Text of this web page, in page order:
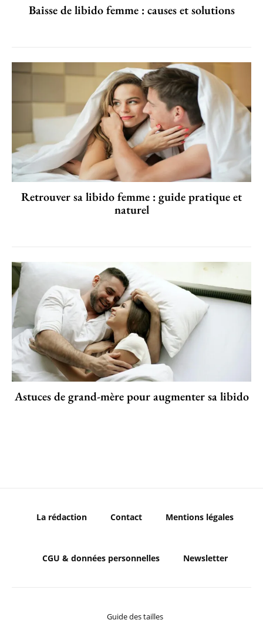
Baisse de libido femme : causes et solutions
Retrouver sa libido femme : guide pratique et
naturel
Astuces de grand-mère pour augmenter sa libido
La rédaction Contact Mentions légales
CGU & données personnelles Newsletter
Guide des tailles